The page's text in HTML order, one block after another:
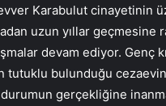
Karabulut cinayetinin
uzun yıllar geçmesine
devam ediyor. Genç
tutuklu bulunduğu
gerçekliğine